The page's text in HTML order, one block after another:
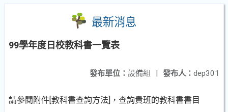
最新消息
99學年度日校教科書一覽表
發布人： dep301
發布單位： 設備組 |
請參閱附件[教科書查詢方法]，查詢貴班的教科書書目